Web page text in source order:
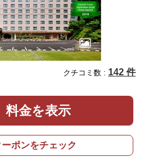
クチコミ数 : 142 件
料金を表示
ポンをチェック